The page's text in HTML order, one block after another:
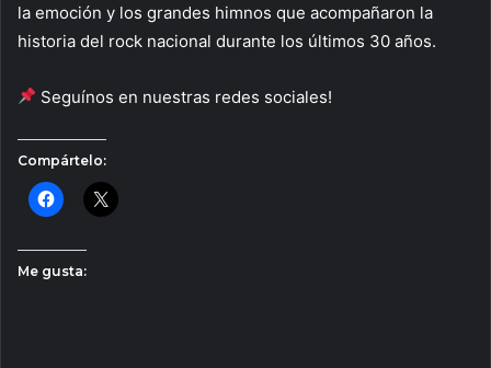
la emoción y los grandes himnos que acompañaron la
historia del rock nacional durante los últimos 30 años.
Seguínos en nuestras redes sociales!
Compártelo:
Me gusta: